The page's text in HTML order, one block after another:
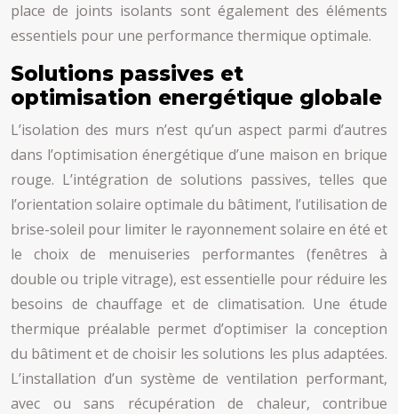
place de joints isolants sont également des éléments
essentiels pour une performance thermique optimale.
Solutions passives et
optimisation energétique globale
L’isolation des murs n’est qu’un aspect parmi d’autres
dans l’optimisation énergétique d’une maison en brique
rouge. L’intégration de solutions passives, telles que
l’orientation solaire optimale du bâtiment, l’utilisation de
brise-soleil pour limiter le rayonnement solaire en été et
le choix de menuiseries performantes (fenêtres à
double ou triple vitrage), est essentielle pour réduire les
besoins de chauffage et de climatisation. Une étude
thermique préalable permet d’optimiser la conception
du bâtiment et de choisir les solutions les plus adaptées.
L’installation d’un système de ventilation performant,
avec ou sans récupération de chaleur, contribue